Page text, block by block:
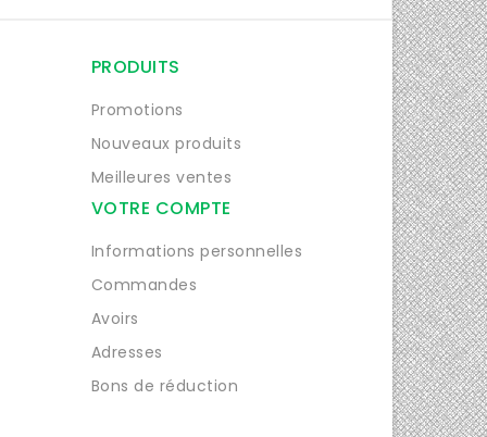
PRODUITS
Promotions
Nouveaux produits
Meilleures ventes
VOTRE COMPTE
Informations personnelles
Commandes
Avoirs
Adresses
Bons de réduction